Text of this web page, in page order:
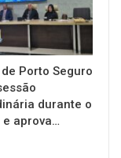
Porto Seguro
durante o
aprova…